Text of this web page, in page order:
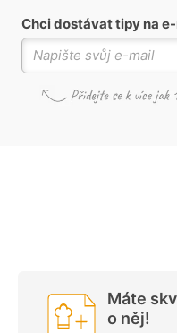
Chci dostávat tipy na
Máte
o něj!